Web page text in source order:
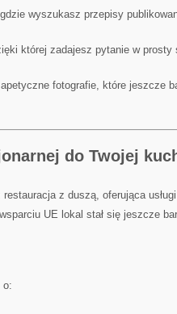
wyszukasz przepisy
której zadajesz pytanie w
fotografie, które jeszcze
do Twojej
z duszą, oferująca
UE lokal stał się jeszcze
o: